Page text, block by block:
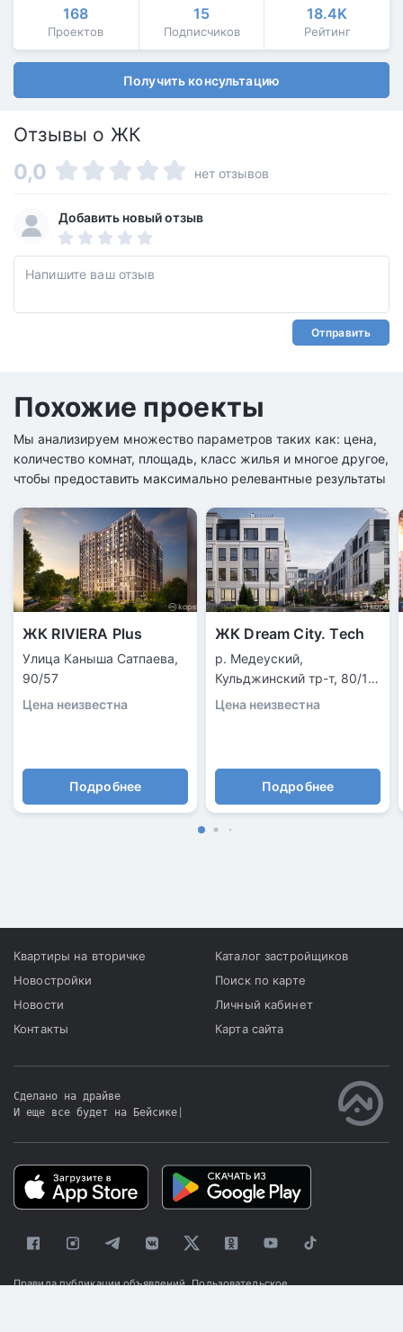
168
Проектов
15
Подписчиков
18.4K
Рейтинг
Получить консультацию
Отзывы о ЖК
0,0 нет отзывов
Добавить новый отзыв
Отправить
Похожие проекты
Мы анализируем множество параметров таких как: цена,
количество комнат, площадь, класс жилья и многое другое,
чтобы предоставить максимально релевантные результаты
ЖК RIVIERA Plus
Улица Каныша Сатпаева,
90/57
Цена неизвестна
Подробнее
ЖК Dream City. Tech
р. Медеуский,
Кульджинский тр-т, 80/1
уч.
Цена неизвестна
Подробнее
Квартиры на вторичке
Новостройки
Новости
Контакты
Каталог застройщиков
Поиск по карте
Личный кабинет
Карта сайта
Сделано на драйве
И еще все будет на Бейсике
Правила публикации объявлений Пользовательское